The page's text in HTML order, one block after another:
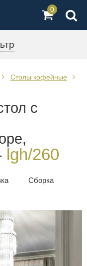
0
Столы кофейные
с
lgh/260
Сборка